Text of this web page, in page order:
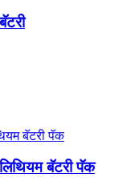
बॅटरी पॅक